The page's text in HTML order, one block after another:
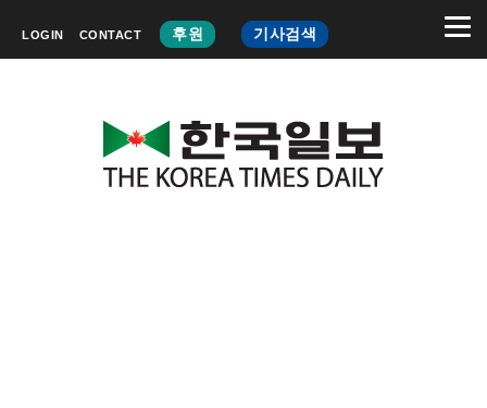
LOGIN CONTACT 후원 기사검색